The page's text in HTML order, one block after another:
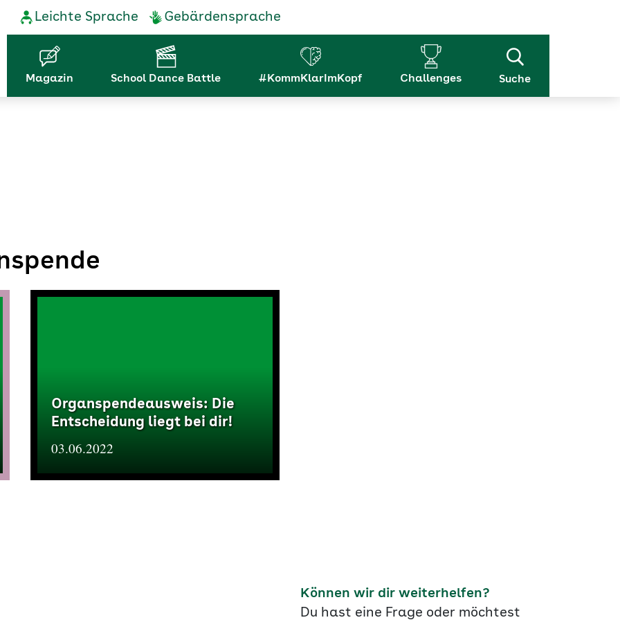
Service-
Navigation
Leichte Sprache Gebärdensprache
Hauptnavigation
Magazin School Dance Battle #KommKlarImKopf Challenges Suche
Organspendeausweis: Die
Entscheidung liegt bei dir!
03.06.2022
Können wir dir weiterhelfen?
Du hast eine Frage oder möchtest